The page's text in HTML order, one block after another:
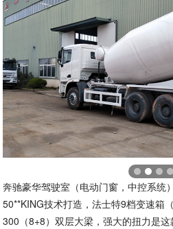
奔驰豪华驾驶室（电动门窗，中控系统
50**KING技术打造，法士特9档变速箱
300（8+8）双层大梁，强大的扭力是这